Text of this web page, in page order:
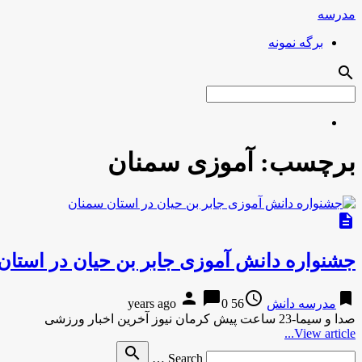
مدرسه
برگه نمونه
search
برچسب: آموزی سمنان
description
جشنواره دانش آموزی جابر بن حیان در
bookmark مدرسه دانش access_time
56 years ago
person chat_bubble0
صدا و سیما-23 ساعت پیش کرمان نیوز آخرین اخبار ورزشی
View article...
Search …
search